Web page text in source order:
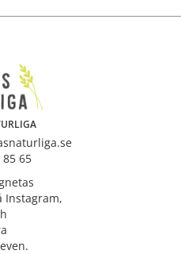
85 65
Instagram,